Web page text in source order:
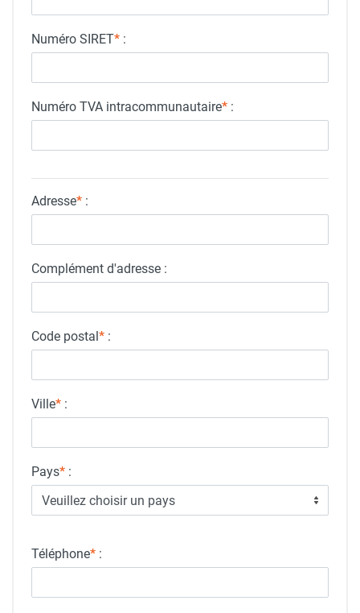
Numéro SIRET* :
Numéro TVA intracommunautaire* :
Adresse* :
Complément d'adresse :
Code postal* :
Ville* :
Pays* :
Veuillez choisir un pays
Téléphone* :